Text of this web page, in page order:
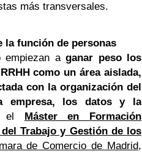
más transversales.
la función de personas
empiezan aganar peso los
como un área aislada,
con la organización del
empresa, los datos y la
el Máster en Formación
Trabajo y Gestión de los
de Comercio de Madrid,